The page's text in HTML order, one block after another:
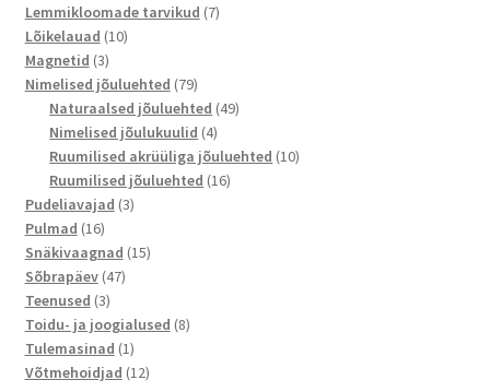
toodet
Lemmikloomade tarvikud 77
Lõikelauad 1010
Magnetid 33
toodet
Nimelised jõuluehted 7979
toodet
Naturaalsed jõuluehted 4949
Nimelised jõulukuulid 44
toodet
Ruumilised akrüüliga jõuluehted 1010
Ruumilised jõuluehted 1616
Pudeliavajad 33
Pulmad 1616
toodet
Snäkivaagnad 1515
Sõbrapäev 4747
Teenused 33
toodet
Toidu- ja joogialused 88
Tulemasinad 11
toode
Võtmehoidjad 1212